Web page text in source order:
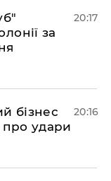
за
20:17
бізнес
про удари
20:16